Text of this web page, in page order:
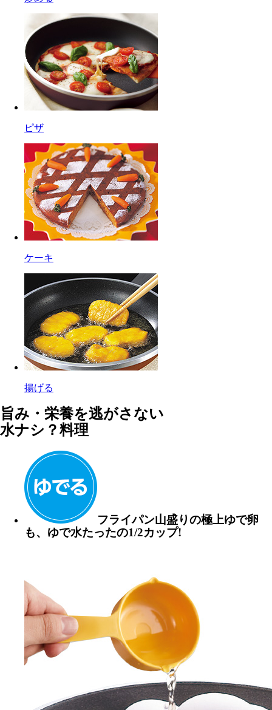
ピザ
ケーキ
揚げる
旨み・栄養を逃がさない
水ナシ？料理
フライパン山盛りの極上ゆで卵
も、ゆで水たったの1/2カップ!